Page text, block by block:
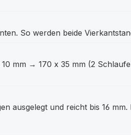
So werden beide
10 mm → 170 x 35 mm (2
ausgelegt und reicht bis 16